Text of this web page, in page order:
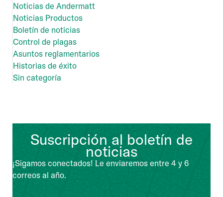
Noticias de Andermatt
Noticias Productos
Boletín de noticias
Control de plagas
Asuntos reglamentarios
Historias de éxito
Sin categoría
Suscripción al boletín de
noticias
¡Sigamos conectados! Le enviaremos entre 4 y 6
correos al año.